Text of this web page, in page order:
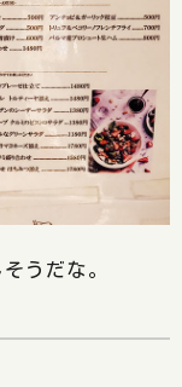
うだな。